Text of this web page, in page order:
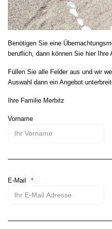
Benötigen Sie eine
beruflich, dann können Sie hier Ihre
Füllen Sie alle Felder aus und wir
Auswahl dann ein Angebot
Ihre Familie Merbitz
Vorname
E-Mail